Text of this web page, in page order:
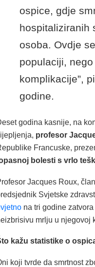
ospice, gdje
hospitaliziranih
osoba. Ovdje
populaciji,
komplikacije”,
godine.
godina kasnije, na
profesor
Francuske,
bolesti s vrlo
Jacques Roux,
Svjetske
na tri godine
mrlju u njegovoj
kažu statistike o
koji tvrde da smrtnost